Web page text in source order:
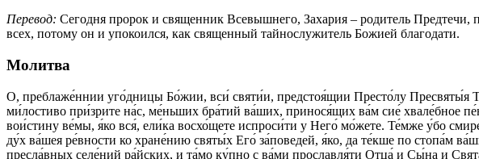
Перевод: Сегодня пророк и священник Всевышнего, Захария – родитель
всех, потому он и упокоился, как священный тайнослужитель Божией благодати.
Молитва
О, преблаже́ннии уго́дницы Бо́жии, вси́ святи́и, предстоя́щии Престо́лу Пресвяты́я
ми́лостиво при́зрите на́с, ме́ньших бра́тий ва́ших, принося́щих ва́м сие́ хвале́бное
вои́стину ве́мы, я́ко вся́, ели́ка восхо́щете испроси́ти у Него́ мо́жете. Те́мже у́бо
ду́х ва́шея ре́вности ко хране́нию святы́х Его́ за́поведей, я́ко, да те́кше по стопа́м
пресла́вных селе́ний ра́йских, и та́мо ку́пно с ва́ми прославля́ти Отца́ и Сы́на и